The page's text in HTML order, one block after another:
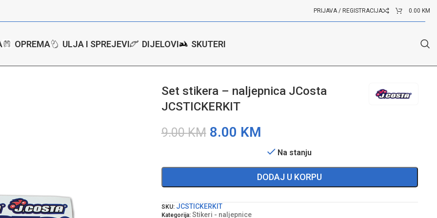
PRIJAVA / REGISTRACIJA 0.00 KM
OPREMA ULJA I SPREJEVI DIJELOVI SKUTERI
Set stikera – naljepnica JCosta
JCSTICKERKIT
9.00KM 8.00 KM
Na stanju
DODAJ U KORPU
SKU: JCSTICKERKIT
Kategorija: Stikeri - naljepnice